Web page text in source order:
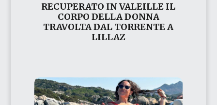
RECUPERATO IN VALEILLE IL
CORPO DELLA DONNA
TRAVOLTA DAL TORRENTE A
LILLAZ